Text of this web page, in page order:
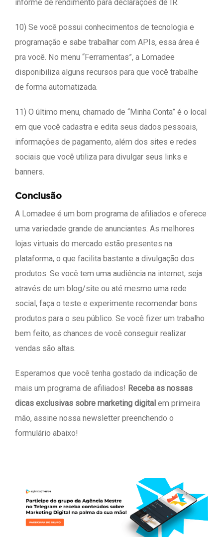
informe de rendimento para declarações de IR.
10) Se você possui conhecimentos de tecnologia e
programação e sabe trabalhar com APIs, essa área é
pra você. No menu “Ferramentas”, a Lomadee
disponibiliza alguns recursos para que você trabalhe
de forma automatizada.
11) O último menu, chamado de “Minha Conta” é o local
em que você cadastra e edita seus dados pessoais,
informações de pagamento, além dos sites e redes
sociais que você utiliza para divulgar seus links e
banners.
Conclusão
A Lomadee é um bom programa de afiliados e oferece
uma variedade grande de anunciantes. As melhores
lojas virtuais do mercado estão presentes na
plataforma, o que facilita bastante a divulgação dos
produtos. Se você tem uma audiência na internet, seja
através de um blog/site ou até mesmo uma rede
social, faça o teste e experimente recomendar bons
produtos para o seu público. Se você fizer um trabalho
bem feito, as chances de você conseguir realizar
vendas são altas.
Esperamos que você tenha gostado da indicação de
mais um programa de afiliados! Receba as nossas
dicas exclusivas sobre marketing digital em primeira
mão, assine nossa newsletter preenchendo o
formulário abaixo!